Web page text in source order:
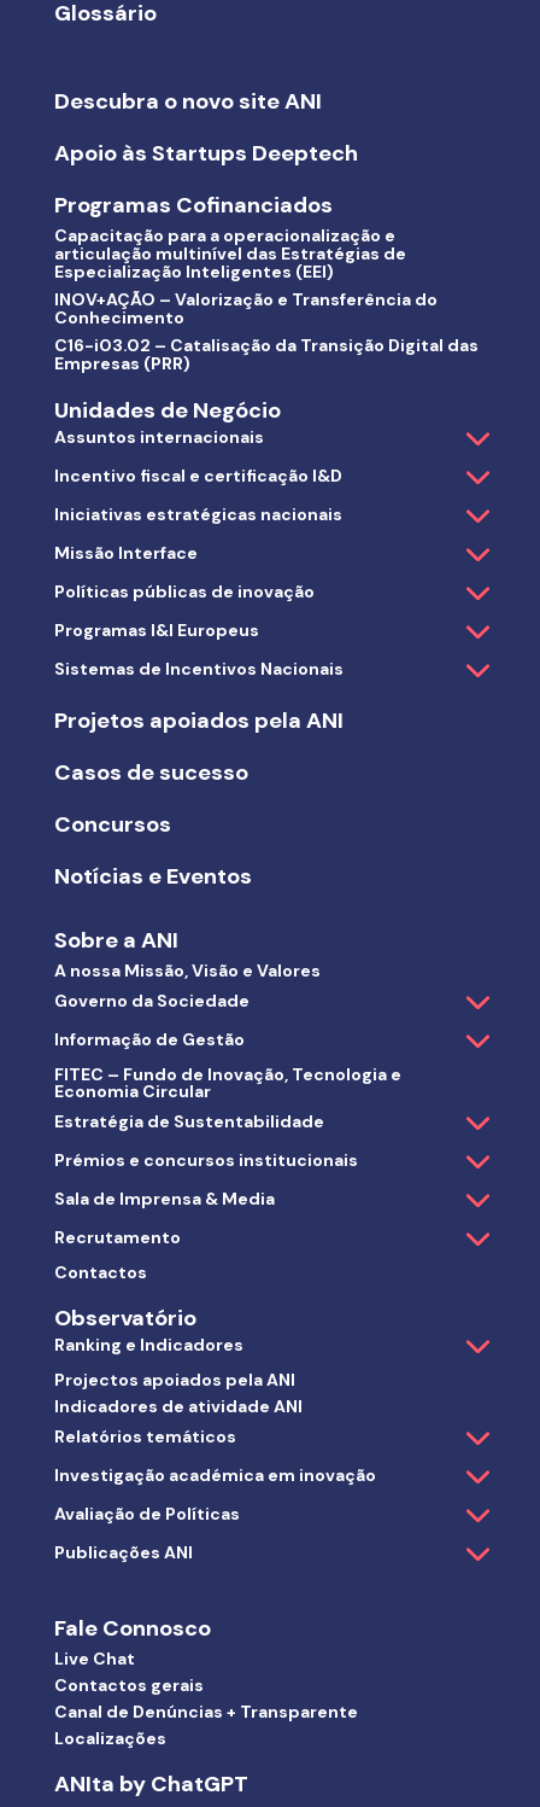
Glossário
Descubra o novo site ANI
Apoio às Startups Deeptech
Programas Cofinanciados
Capacitação para a operacionalização e
articulação multinível das Estratégias de
Especialização Inteligentes (EEI)
INOV+AÇÃO – Valorização e Transferência do
Conhecimento
C16-i03.02 – Catalisação da Transição Digital das
Empresas (PRR)
Unidades de Negócio
Assuntos internacionais
Incentivo fiscal e certificação I&D
Iniciativas estratégicas nacionais
Missão Interface
Políticas públicas de inovação
Programas I&I Europeus
Sistemas de Incentivos Nacionais
Projetos apoiados pela ANI
Casos de sucesso
Concursos
Notícias e Eventos
Sobre a ANI
A nossa Missão, Visão e Valores
Governo da Sociedade
Informação de Gestão
FITEC – Fundo de Inovação, Tecnologia e
Economia Circular
Estratégia de Sustentabilidade
Prémios e concursos institucionais
Sala de Imprensa & Media
Recrutamento
Contactos
Observatório
Ranking e Indicadores
Projectos apoiados pela ANI
Indicadores de atividade ANI
Relatórios temáticos
Investigação académica em inovação
Avaliação de Políticas
Publicações ANI
Fale Connosco
Live Chat
Contactos gerais
Canal de Denúncias + Transparente
Localizações
ANIta by ChatGPT